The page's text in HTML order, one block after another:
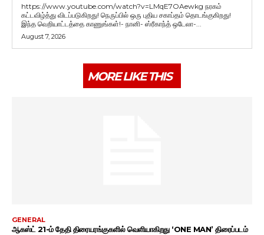
https://www.youtube.com/watch?v=LMqE7OAewkg நரகம்
கட்டவிழ்த்து விடப்படுகிறது! நெருப்பில் ஒரு புதிய சகாப்தம் தொடங்குகிறது!
இந்த வெறியாட்டத்தை காணுங்கள்!- நானி- ஸ்ரீகாந்த் ஒடேலா-...
August 7, 2026
MORE LIKE THIS
GENERAL
ஆகஸ்ட் 21-ம் தேதி திரையரங்குகளில் வெளியாகிறது ‘ONE MAN’ திரைப்படம்